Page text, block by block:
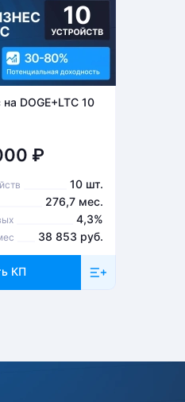
DOGE+LTC 10
₽
10 шт.
276,7 мес.
4,3%
38 853 руб.
КП